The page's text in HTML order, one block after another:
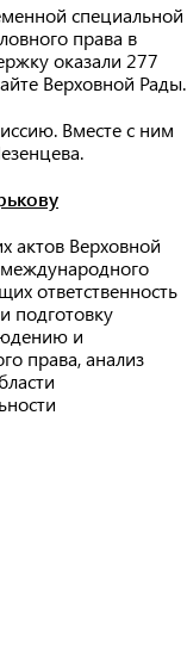
специальной
права в
оказали 277
Верховной Рады.
Вместе с ним
актов Верховной
ответственность
подготовку
и
права, анализ